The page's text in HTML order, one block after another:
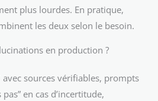
plus lourdes. En pratique,
les deux selon le besoin.
en production ?
avec sources vérifiables, prompts
en cas d’incertitude,